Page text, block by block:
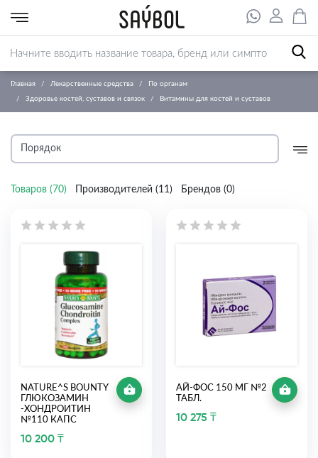
Главная Лекарственные средства По органам
Здоровье костей, суставов и связок Витамины для костей и суставов
Товаров (70) Производителей (11) Брендов (0)
NATURE^S BOUNTY
ГЛЮКОЗАМИН
-ХОНДРОИТИН
№110 КАПС
10 200 ₸
АЙ-ФОС 150 МГ №2
ТАБЛ.
10 275 ₸